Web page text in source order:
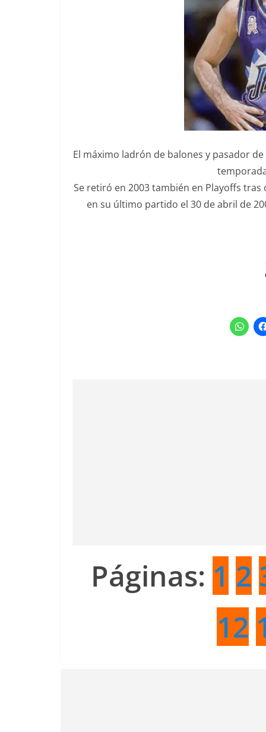
El máximo ladrón de balones y pasador
Se retiró en 2003 también en Playoffs
en su último partido el 30 de abril de
Páginas: 1 2
12